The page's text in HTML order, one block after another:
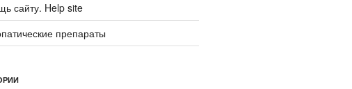
сайту. Help site
препараты